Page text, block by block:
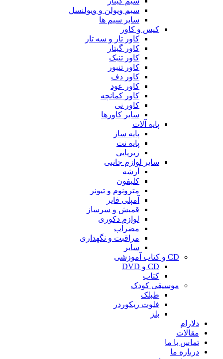
سیم ویولن و ویولنسل
سایر سیم ها
کیس و کاور
کاور تار و سه تار
کاور گیتار
کاور تنبک
کاور تنبور
کاور دف
کاور عود
کاور کمانچه
کاور نی
سایر کاورها
پایه آلات
پایه ساز
پایه نت
زیرپایی
سایر لوازم جانبی
آرشه
کلیفون
مترونوم و تیونر
آمپلی فایر
قمیش و سرساز
لوازم دکوری
مضراب
مراقبت و نگهداری
سایر
CD و کتاب آموزشی
CD و DVD
کتاب
موسیقی کودک
طبلک
فلوت ریکوردر
بلز
دلارام
مقالات
تماس با ما
درباره ما